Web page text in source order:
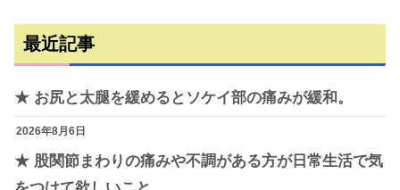
最近記事
★ お尻と太腿を緩めるとソケイ部の痛みが緩和。
2026年8月6日
★ 股関節まわりの痛みや不調がある方が日常生活で気